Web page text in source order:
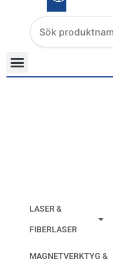
Search
products
LASER &
FIBERLASER
MAGNETVERKTYG &